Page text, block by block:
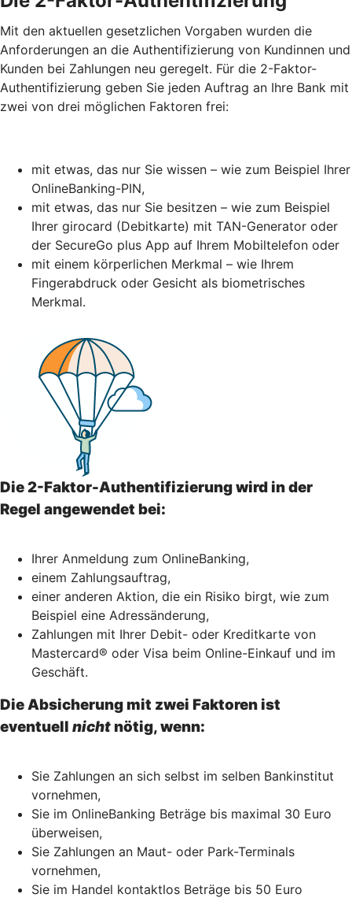
Mit den aktuellen gesetzlichen Vorgaben wurden die
Anforderungen an die Authentifizierung von Kundinnen und
Kunden bei Zahlungen neu geregelt. Für die 2-Faktor-
Authentifizierung geben Sie jeden Auftrag an Ihre Bank mit
zwei von drei möglichen Faktoren frei:
mit etwas, das nur Sie wissen – wie zum Beispiel Ihrer
OnlineBanking-PIN,
mit etwas, das nur Sie besitzen – wie zum Beispiel
Ihrer girocard (Debitkarte) mit TAN-Generator oder
der SecureGo plus App auf Ihrem Mobiltelefon oder
mit einem körperlichen Merkmal – wie Ihrem
Fingerabdruck oder Gesicht als biometrisches
Merkmal.
Die 2-Faktor-Authentifizierung wird in der
Regel angewendet bei:
Ihrer Anmeldung zum OnlineBanking,
einem Zahlungsauftrag,
einer anderen Aktion, die ein Risiko birgt, wie zum
Beispiel eine Adressänderung,
Zahlungen mit Ihrer Debit- oder Kreditkarte von
Mastercard® oder Visa beim Online-Einkauf und im
Geschäft.
Die Absicherung mit zwei Faktoren ist
eventuell nicht nötig, wenn:
Sie Zahlungen an sich selbst im selben Bankinstitut
vornehmen,
Sie im OnlineBanking Beträge bis maximal 30 Euro
überweisen,
Sie Zahlungen an Maut- oder Park-Terminals
vornehmen,
Sie im Handel kontaktlos Beträge bis 50 Euro